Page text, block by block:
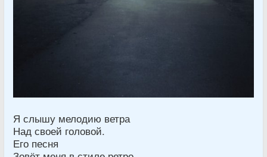
Я слышу мелодию ветра
Над своей головой.
Его песня